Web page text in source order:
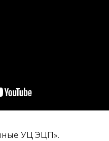
УЦ ЭЦП».